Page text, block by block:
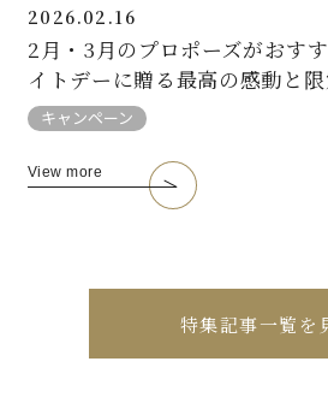
2026.02.16
2月・3月のプロポーズがおす
イトデーに贈る最高の感動と
キャンペーン
View more
特集記事一覧を